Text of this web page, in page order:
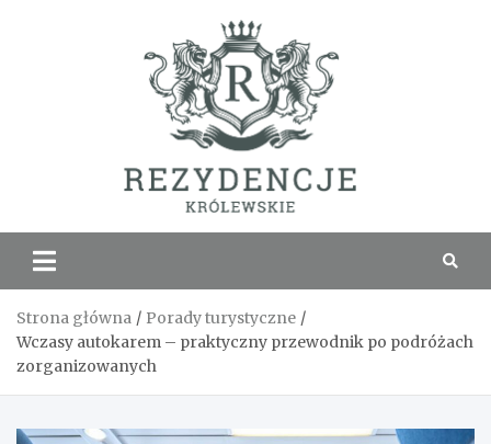
Strona główna
Porady turystyczne
Wczasy autokarem – praktyczny przewodnik po podróżach
zorganizowanych